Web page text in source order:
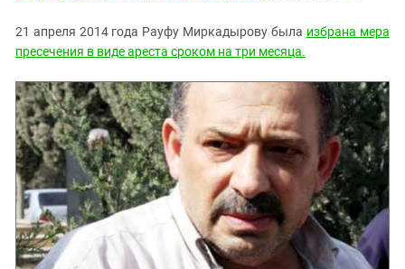
21 апреля 2014 года Рауфу Миркадырову была избрана мера
пресечения в виде ареста сроком на три месяца.